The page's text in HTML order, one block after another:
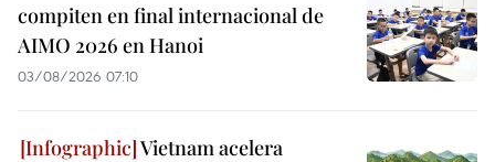
compiten en final internacional de
AIMO 2026 en Hanoi
03/08/2026 07:10
Vietnam acelera